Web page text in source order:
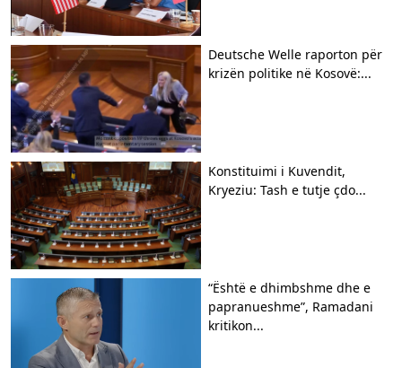
Deutsche Welle raporton për
krizën politike në Kosovë:...
​Konstituimi i Kuvendit,
Kryeziu: Tash e tutje çdo...
“Është e dhimbshme dhe e
papranueshme”, Ramadani
kritikon...